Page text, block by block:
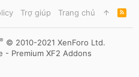
Trợ giúp Trang chủ
R
S
S
® © 2010-2021 XenForo Ltd.
- Premium XF2 Addons